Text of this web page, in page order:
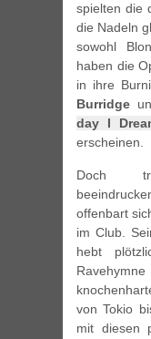
spielten die
die Nadeln
sowohl
haben die
in ihre
Burridge
day I
erscheinen.
Doch
offenbart
im Club.
hebt
von Tokio
mit diesen